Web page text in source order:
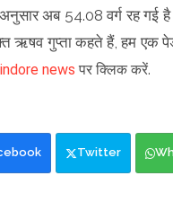
अब 54.08 वर्ग रह गई
ऋषव गुप्ता कहते हैं, हम एक
indore news पर क्लिक करें.
Twitter